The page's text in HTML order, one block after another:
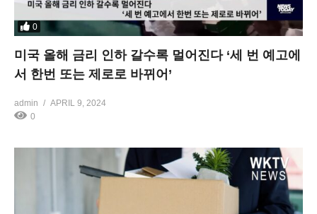
0
미국 올해 금리 인하 갈수록 멀어진다 ‘세 번 예고에
서 한번 또는 제로로 바뀌어’
admin
APRIL 9, 2024
0